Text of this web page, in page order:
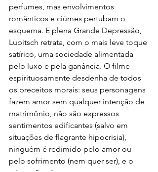
perfumes, mas envolvimentos
românticos e ciúmes pertubam o
esquema. E plena Grande Depressão,
Lubitsch retrata, com o mais leve toque
satírico, uma sociedade alimentada
pelo luxo e pela ganância. O filme
espirituosamente desdenha de todos
os preceitos morais: seus personagens
fazem amor sem qualquer intenção de
matrimônio, não são expressos
sentimentos edificantes (salvo em
situações de flagrante hipocrisia),
ninguém é redimido pelo amor ou
pelo sofrimento (nem quer ser), e o